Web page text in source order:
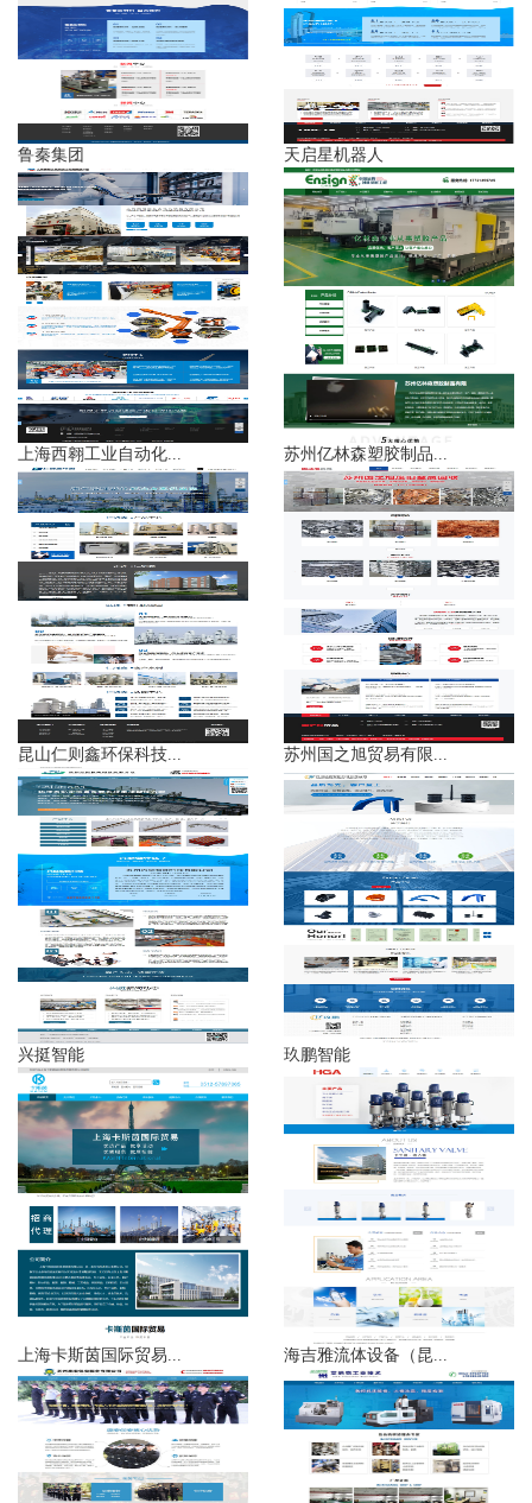
鲁秦集团 天启星机器人
上海西翱工业自动化... 苏州亿林森塑胶制品...
昆山仁则鑫环保科技... 苏州国之旭贸易有限...
兴挺智能 玖鹏智能
上海卡斯茵国际贸易... 海吉雅流体设备（昆...